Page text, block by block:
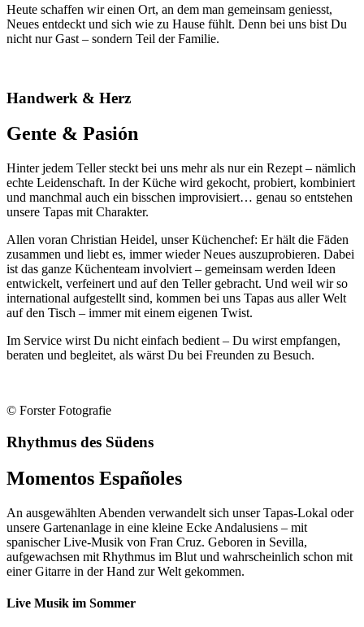
Heute schaffen wir einen Ort, an dem man gemeinsam geniesst,
Neues entdeckt und sich wie zu Hause fühlt. Denn bei uns bist Du
nicht nur Gast – sondern Teil der Familie.
Handwerk & Herz
Gente & Pasión
Hinter jedem Teller steckt bei uns mehr als nur ein Rezept – nämlich
echte Leidenschaft. In der Küche wird gekocht, probiert, kombiniert
und manchmal auch ein bisschen improvisiert… genau so entstehen
unsere Tapas mit Charakter.
Allen voran Christian Heidel, unser Küchenchef: Er hält die Fäden
zusammen und liebt es, immer wieder Neues auszuprobieren. Dabei
ist das ganze Küchenteam involviert – gemeinsam werden Ideen
entwickelt, verfeinert und auf den Teller gebracht. Und weil wir so
international aufgestellt sind, kommen bei uns Tapas aus aller Welt
auf den Tisch – immer mit einem eigenen Twist.
Im Service wirst Du nicht einfach bedient – Du wirst empfangen,
beraten und begleitet, als wärst Du bei Freunden zu Besuch.
© Forster Fotografie
Rhythmus des Südens
Momentos Españoles
An ausgewählten Abenden verwandelt sich unser Tapas-Lokal oder
unsere Gartenanlage in eine kleine Ecke Andalusiens – mit
spanischer Live-Musik von Fran Cruz. Geboren in Sevilla,
aufgewachsen mit Rhythmus im Blut und wahrscheinlich schon mit
einer Gitarre in der Hand zur Welt gekommen.
Live Musik im Sommer